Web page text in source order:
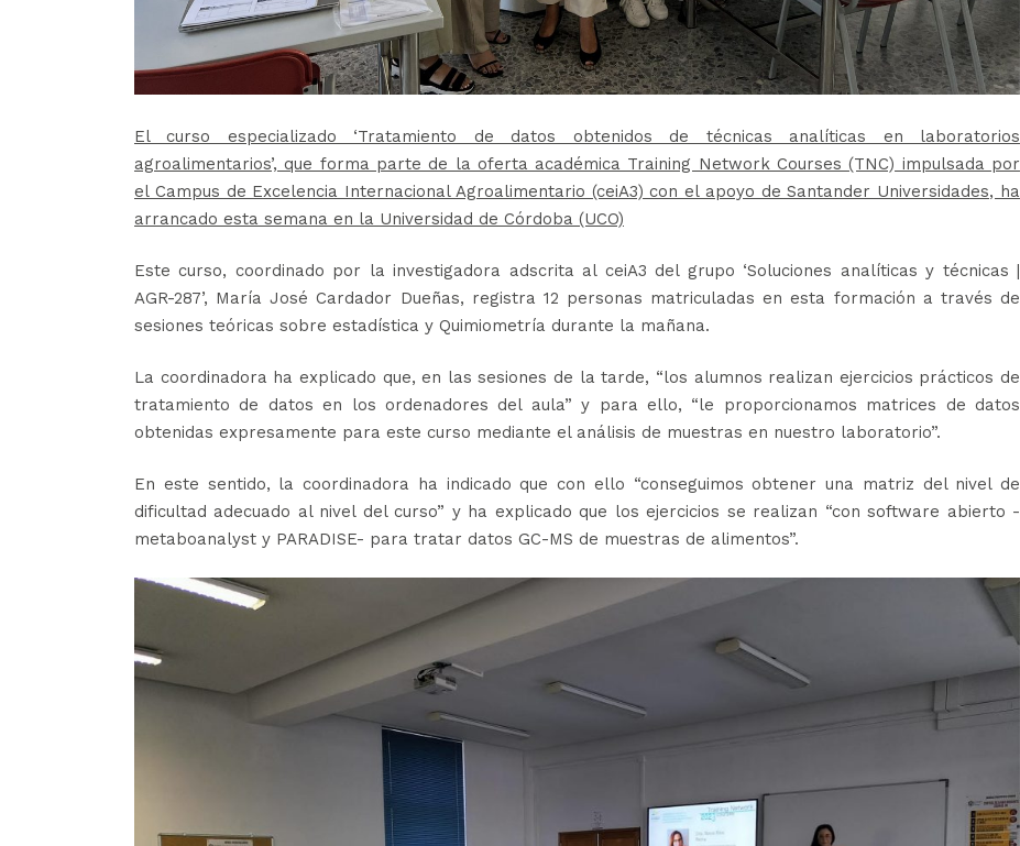
El curso especializado ‘Tratamiento de datos obtenidos de técnicas analíticas en laboratorios
agroalimentarios’, que forma parte de la oferta académica Training Network Courses (TNC) impulsada por
el Campus de Excelencia Internacional Agroalimentario (ceiA3) con el apoyo de Santander Universidades, ha
arrancado esta semana en la Universidad de Córdoba (UCO)
Este curso, coordinado por la investigadora adscrita al ceiA3 del grupo ‘Soluciones analíticas y técnicas |
AGR-287’, María José Cardador Dueñas, registra 12 personas matriculadas en esta formación a través de
sesiones teóricas sobre estadística y Quimiometría durante la mañana.
La coordinadora ha explicado que, en las sesiones de la tarde, “los alumnos realizan ejercicios prácticos de
tratamiento de datos en los ordenadores del aula” y para ello, “le proporcionamos matrices de datos
obtenidas expresamente para este curso mediante el análisis de muestras en nuestro laboratorio”.
En este sentido, la coordinadora ha indicado que con ello “conseguimos obtener una matriz del nivel de
dificultad adecuado al nivel del curso” y ha explicado que los ejercicios se realizan “con software abierto -
metaboanalyst y PARADISE- para tratar datos GC-MS de muestras de alimentos”.